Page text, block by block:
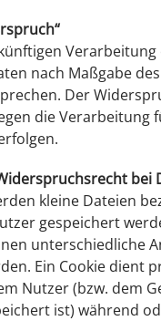
Verarbeitung
nach Maßgabe des
Der
die Verarbeitung
bei
kleine Dateien
gespeichert
unterschiedliche
Ein Cookie dient
Nutzer (bzw. dem
ist) während